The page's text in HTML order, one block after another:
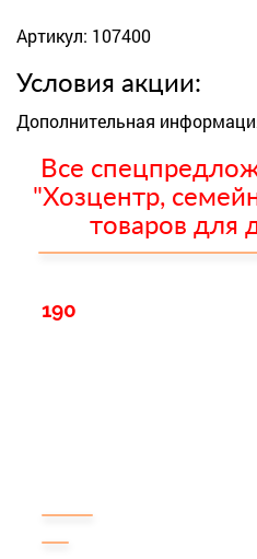
Артикул: 107400
Условия акции:
Дополнительная
Все
"Хозцентр,
товаров для
190